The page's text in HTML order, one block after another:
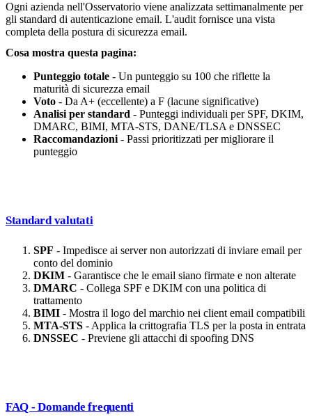
Ogni azienda nell'Osservatorio viene analizzata settimanalmente per
gli standard di autenticazione email. L'audit fornisce una vista
completa della postura di sicurezza email.
Cosa mostra questa pagina:
Punteggio totale - Un punteggio su 100 che riflette la
maturità di sicurezza email
Voto - Da A+ (eccellente) a F (lacune significative)
Analisi per standard - Punteggi individuali per SPF, DKIM,
DMARC, BIMI, MTA-STS, DANE/TLSA e DNSSEC
Raccomandazioni - Passi prioritizzati per migliorare il
punteggio
Standard valutati
SPF - Impedisce ai server non autorizzati di inviare email per
conto del dominio
DKIM - Garantisce che le email siano firmate e non alterate
DMARC - Collega SPF e DKIM con una politica di
trattamento
BIMI - Mostra il logo del marchio nei client email compatibili
MTA-STS - Applica la crittografia TLS per la posta in entrata
DNSSEC - Previene gli attacchi di spoofing DNS
FAQ - Domande frequenti